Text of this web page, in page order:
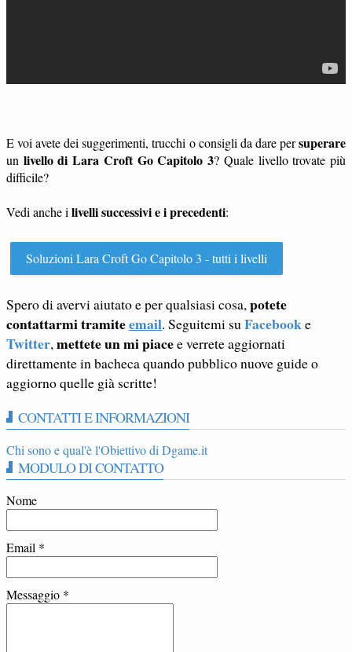
E voi avete dei suggerimenti, trucchi o consigli da dare persuperare
un livello di Lara Croft Go Capitolo 3? Quale livello trovate più
difficile?
Vedi anche i livelli successivi e i precedenti:
Soluzioni Lara Croft Go Capitolo 3 - tutti i livelli
Spero di avervi aiutato e per qualsiasi cosa,potete
contattarmi tramiteemail. Seguitemi suFacebooke
Twitter,mettete un mi piacee verrete aggiornati
direttamente in bacheca quando pubblico nuove guide o
aggiorno quelle già scritte!
CONTATTI E INFORMAZIONI
Chi sono e qual'è l'Obiettivo di Dgame.it
MODULO DI CONTATTO
Nome
Email *
Messaggio *